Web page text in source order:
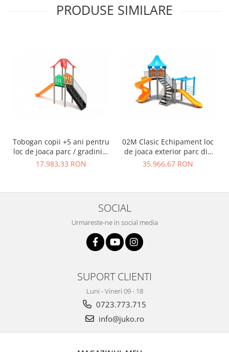
PRODUSE SIMILARE
Tobogan copii +5 ani pentru
loc de joaca parc / gradinita
- 01M
17.983,33 RON
02M Clasic Echipament loc
de joaca exterior parc din
metal cu Scara 2 Tobogane
35.966,67 RON
SOCIAL
Urmareste-ne in social media
SUPORT CLIENTI
Luni - Vineri 09 - 18
0723.773.715
info@juko.ro